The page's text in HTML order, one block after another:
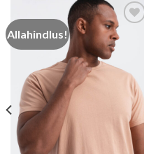
Allahindlus!
Add to wishlist